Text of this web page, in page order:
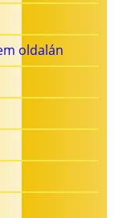
oldalán